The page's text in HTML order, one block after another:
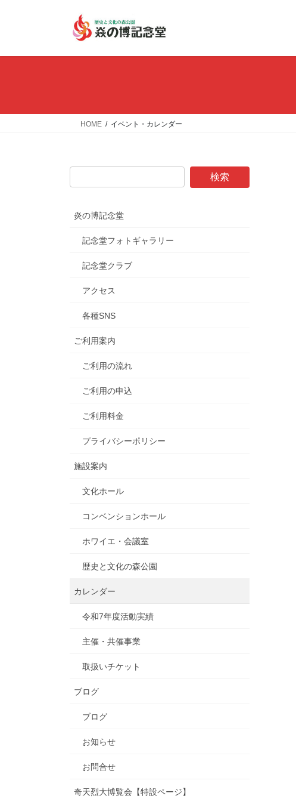
HOME イベント・カレンダー
炎の博記念堂
記念堂フォトギャラリー
記念堂クラブ
アクセス
各種SNS
ご利用案内
ご利用の流れ
ご利用の申込
ご利用料金
プライバシーポリシー
施設案内
文化ホール
コンベンションホール
ホワイエ・会議室
歴史と文化の森公園
カレンダー
令和7年度活動実績
主催・共催事業
取扱いチケット
ブログ
ブログ
お知らせ
お問合せ
奇天烈大博覧会【特設ページ】